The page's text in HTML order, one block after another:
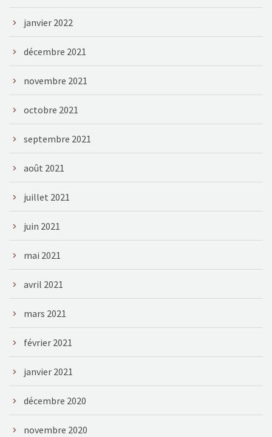
janvier 2022
décembre 2021
novembre 2021
octobre 2021
septembre 2021
août 2021
juillet 2021
juin 2021
mai 2021
avril 2021
mars 2021
février 2021
janvier 2021
décembre 2020
novembre 2020